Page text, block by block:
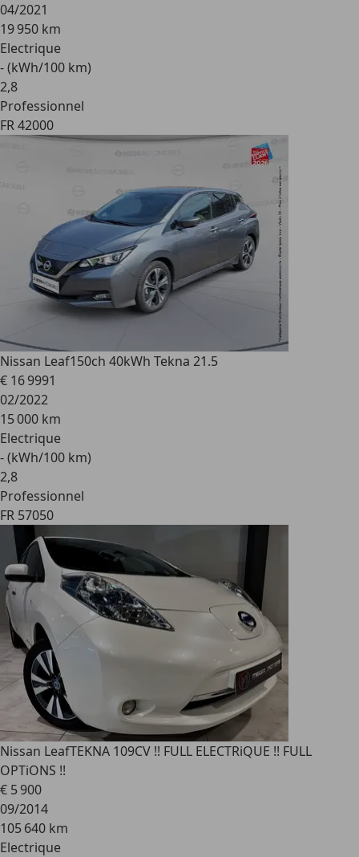
04/2021
19 950 km
Electrique
- (kWh/100 km)
2,8
Professionnel
FR 42000
Nissan Leaf150ch 40kWh Tekna 21.5
€ 16 9991
02/2022
15 000 km
Electrique
- (kWh/100 km)
2,8
Professionnel
FR 57050
Nissan LeafTEKNA 109CV !! FULL ELECTRiQUE !! FULL
OPTiONS !!
€ 5 900
09/2014
105 640 km
Electrique